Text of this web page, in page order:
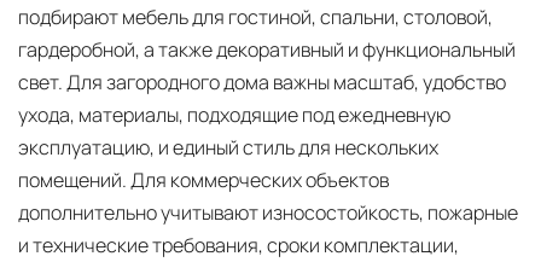
подбирают мебель для гостиной, спальни, столовой,
гардеробной, а также декоративный и функциональный
свет. Для загородного дома важны масштаб, удобство
ухода, материалы, подходящие под ежедневную
эксплуатацию, и единый стиль для нескольких
помещений. Для коммерческих объектов
дополнительно учитывают износостойкость, пожарные
и технические требования, сроки комплектации,